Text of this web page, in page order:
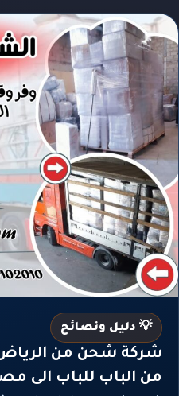
💡 دليل ونصائح
من الباب للباب الى